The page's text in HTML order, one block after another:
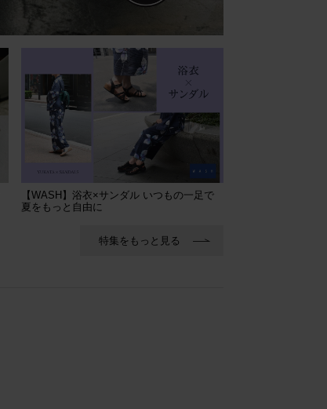
【WASH】浴衣×サンダル いつもの一足で
夏をもっと自由に
特集をもっと見る